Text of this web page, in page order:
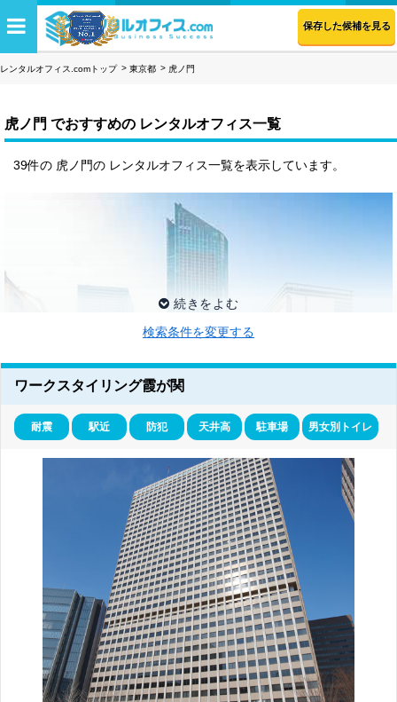
保存した候補を見る
レンタルオフィス.comトップ 東京都 虎ノ門
虎ノ門 でおすすめの レンタルオフィス一覧
39件の 虎ノ門の レンタルオフィス一覧を表示しています。
虎ノ門エリアは、霞が関と並んで政治・経済を牽引する街として発展し
てきました。「虎ノ門」の地名の由来は江戸城の外堀にあった城門から
エリア内には、虎ノ門駅・神谷町駅があり、それぞれ東京メトロ銀座
線・日比谷線が乗り入れています。また徒歩圏内で霞ヶ関駅・JR新橋
駅にも行くことができ、霞ヶ関駅は東京メトロ日比谷線・丸の内線・千
代田線が乗り入れているなど、都心へのアクセスは良好です。2020年
には虎ノ門ヒルズに直結した「虎ノ門ヒルズ駅」が開設。東京BRTも併
設され、羽田・成田の各空港へもリムジンバスがでているため、各方面
への利便性も高いと言えます。
虎ノ門エリアの特徴としては、目立った観光スポットや商業施設は少な
く、様々なオフィスビルが立ち並ぶオフィス街であるため、街全体とし
ては落ち着いた雰囲気があります。官公庁や大使館などの公的施設が多
いことから、街の治安はかなり良いと言えます。また弁護士や裁判官、
検察官など法律の専門家が多く集まっているエリアのため、ビジネスで
検索条件を変更する
ワークスタイリング霞が関
耐震 駅近 防犯 天井高 駐車場 男女別トイレ